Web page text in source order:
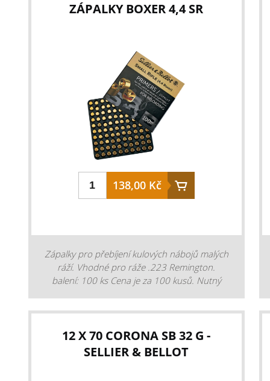
ZÁPALKY BOXER 4,4 SR
138,00 Kč
Zápalky pro přebíjení kulových nábojů malých
ráží. Vhodné pro ráže .223 Remington.
balení: 100 ks Cena je za 100 kusů. Nutný
12 X 70 CORONA SB 32 G -
SELLIER & BELLOT